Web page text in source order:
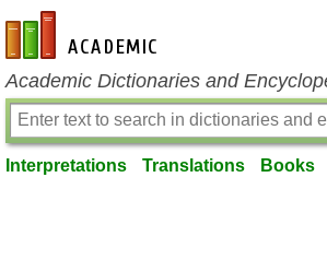
en-academic.com
Academic Dictionaries and
Interpretations Translations Books